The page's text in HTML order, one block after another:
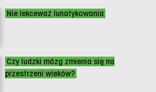
Nie lekceważ lunatykowania
Czy ludzki mózg zmienia się na
przestrzeni wieków?